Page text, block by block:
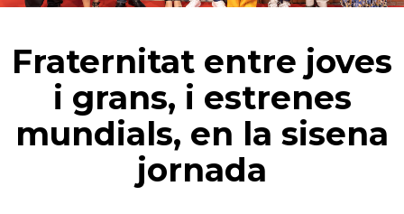
Fraternitat entre joves
i grans, i estrenes
mundials, en la sisena
jornada